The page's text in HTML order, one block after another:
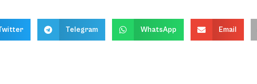
Telegram WhatsApp Email